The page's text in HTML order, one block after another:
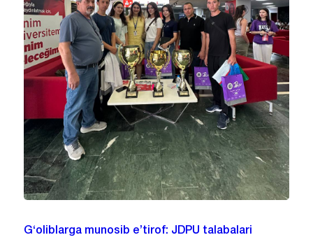
G‘oliblarga munosib e’tirof: JDPU talabalari